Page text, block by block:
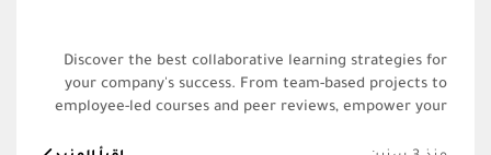
Discover the best collaborative learning strategies for
your company's success. From team-based projects to
employee-led courses and peer reviews, empower your